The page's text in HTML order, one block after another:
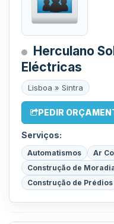
Herculano
Eléctricas
Lisboa » Sintra
PEDIR
Serviços:
Automatismos Ar
Construção de
Construção de Prédios